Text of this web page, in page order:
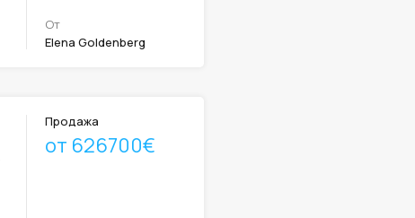
От
Elena Goldenberg
Продажа
от 626700€